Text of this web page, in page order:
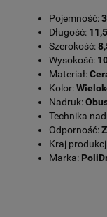
Pojemność:
Długość:
Szerokość:
Wysokość:
Materiał:
Kolor:
Nadruk:
Technika
Odporność:
Kraj
Marka: